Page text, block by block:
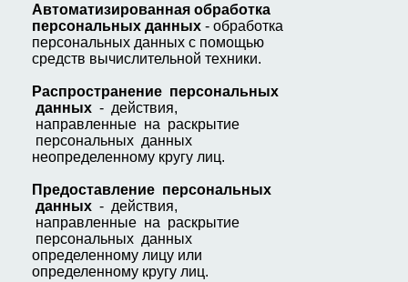
Автоматизированная обработка
персональных данных - обработка
персональных данных с помощью
средств вычислительной техники.
Распространение персональных
данных - действия,
направленные на раскрытие
персональных данных
неопределенному кругу лиц.
П редоставление персональных
данных - действия,
направленные на раскрытие
персональных данных
определенному лицу или
определенному кругу лиц.